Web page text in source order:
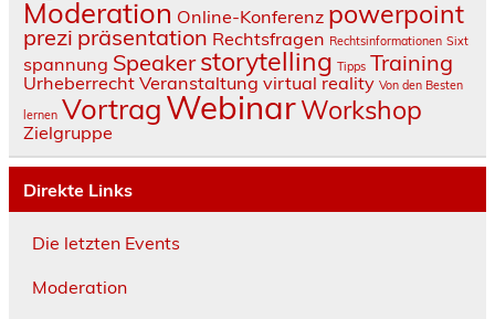
Moderation Online-Konferenz powerpoint
prezi präsentation Rechtsfragen Rechtsinformationen Sixt
spannung Speaker storytelling Tipps Training
Urheberrecht Veranstaltung virtual reality Von den Besten
lernen VortragWebinarWorkshop
Zielgruppe
Direkte Links
Die letzten Events
Moderation